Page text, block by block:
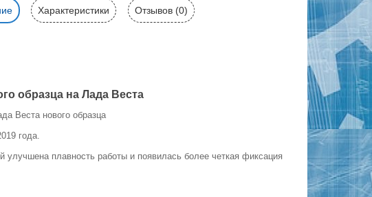
Характеристики Отзывов (0)
образца на Лада Веста
Веста нового образца
года.
плавность работы и появилась более четкая фиксация